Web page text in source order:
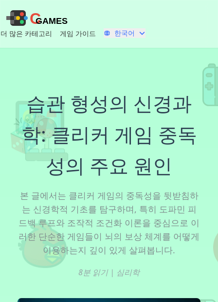
CGAMES
더 많은 카테고리 게임 가이드 한국어
습관 형성의 신경과
학: 클리커 게임 중독
성의 주요 원인
본 글에서는 클리커 게임의 중독성을 뒷받침하
는 신경학적 기초를 탐구하며, 특히 도파민 피
드백 루프와 조작적 조건화 이론을 중심으로 이
러한 단순한 게임들이 뇌의 보상 체계를 어떻게
이용하는지 깊이 있게 살펴봅니다.
8분 읽기 | 심리학